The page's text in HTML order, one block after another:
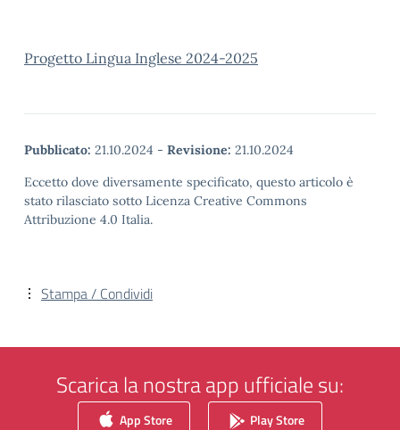
Progetto Lingua Inglese 2024-2025
Pubblicato: 21.10.2024 - Revisione: 21.10.2024
Eccetto dove diversamente specificato, questo articolo è
stato rilasciato sotto Licenza Creative Commons
Attribuzione 4.0 Italia.
Stampa / Condividi
Scarica la nostra app ufficiale su:
App Store Play Store